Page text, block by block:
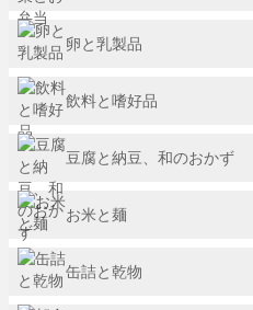
卵と乳製品
飲料と嗜好品
豆腐と納豆、和のおかず
お米と麺
缶詰と乾物